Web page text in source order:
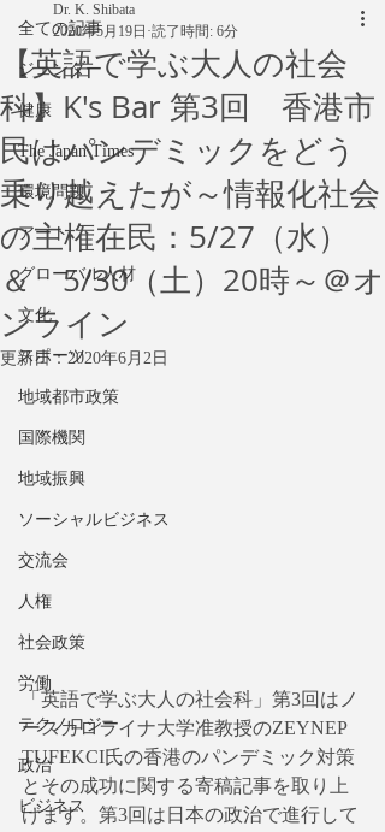
全ての記事
ジェンダー
健康
The Japan Times
環境問題
アート
グローバル人材
文化
スポーツ
地域都市政策
国際機関
地域振興
ソーシャルビジネス
交流会
人権
社会政策
労働
テクノロジー
政治
ビジネス
【英語で学ぶ大人の社会
科】K's Bar 第3回 香港市
民はパンデミックをどう
乗り越えたが～情報化社会
の主権在民：5/27（水）
＆ 5/30（土）20時～＠オ
ンライン
Dr. K. Shibata
2020年5月19日 読了時間: 6分
更新日：2020年6月2日
「英語で学ぶ大人の社会科」第3回はノ
ースカロライナ大学准教授のZEYNEP
TUFEKCI氏の香港のパンデミック対策
とその成功に関する寄稿記事を取り上
げます。第3回は日本の政治で進行して